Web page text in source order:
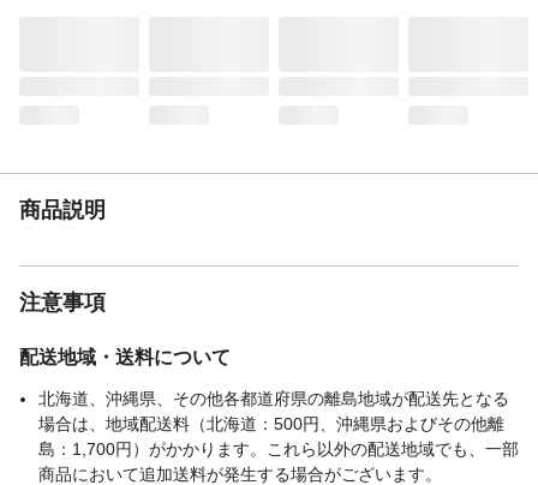
商品説明
注意事項
配送地域・送料について
北海道、沖縄県、その他各都道府県の離島地域が配送先となる
場合は、地域配送料（北海道：500円、沖縄県およびその他離
島：1,700円）がかかります。これら以外の配送地域でも、一部
商品において追加送料が発生する場合がございます。